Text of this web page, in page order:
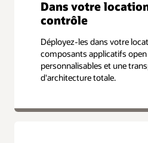
Dans votre
contrôle
Déployez-les dans votre
composants applicatifs
personnalisables et une
d'architecture totale.